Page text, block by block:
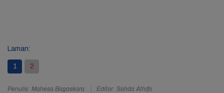
Laman:
1 2
Penulis: Mahesa Bagaskara Editor: Sahda Athifa